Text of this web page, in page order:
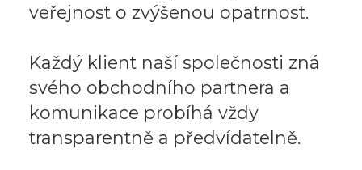
veřejnost o zvýšenou opatrnost.
Každý klient naší společnosti zná
svého obchodního partnera a
komunikace probíhá vždy
transparentně a předvídatelně.